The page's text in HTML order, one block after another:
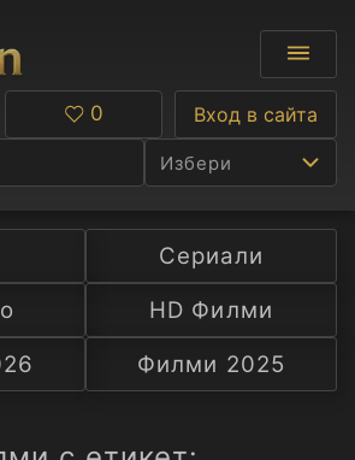
Избери
Ф
С
А
Любими
0 Вход в сайта
Сериали
HD Филми
Филми 2025